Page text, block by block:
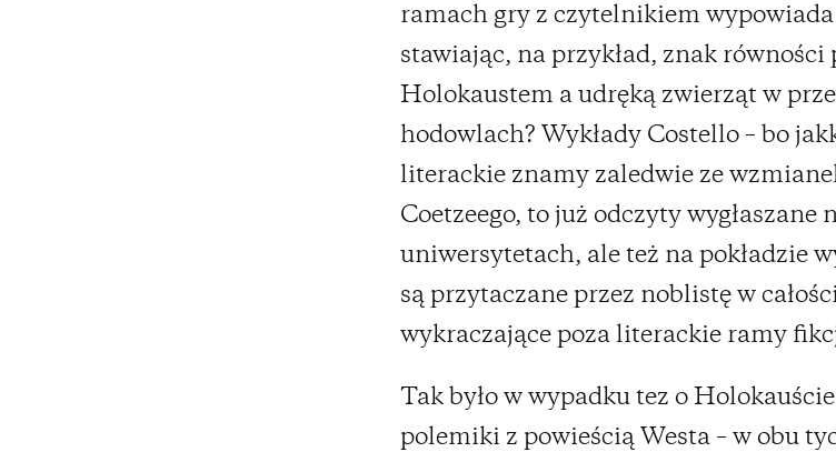
ramach gry z czytelnikiem
stawiając, na przykład, znak równości
Holokaustem a udręką zwierząt w
hodowlach? Wykłady Costello – bo
literackie znamy zaledwie ze
Coetzeego, to już odczyty wygłaszane
uniwersytetach, ale też na pokładzie
są przytaczane przez noblistę w
wykraczające poza literackie ramy
Tak było w wypadku tez o
polemiki z powieścią Westa – w obu